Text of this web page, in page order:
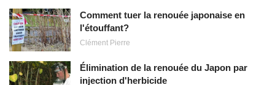
Comment tuer la renouée japonaise en
l'étouffant?
Clément Pierre
Élimination de la renouée du Japon par
injection d'herbicide